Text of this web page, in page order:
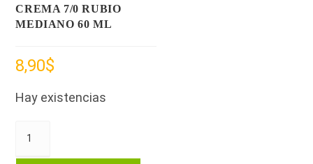
CREMA 7/0 RUBIO
MEDIANO 60 ML
8,90$
Hay existencias